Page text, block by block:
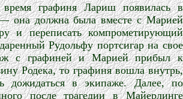
графиня Лариш появилась в
она должна была вместе с Марией
и переписать компрометирующий
Рудольфу портсигар на свое
с графиней и Марией прибыл к
Родека, то графиня вошла внутрь,
дожидаться в экипаже. Далее, по
после трагедии в Майерлинге